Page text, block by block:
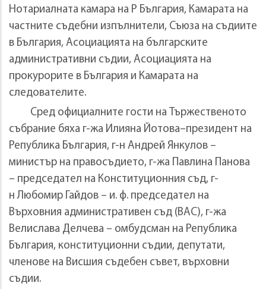
Нотариалната камара на Р България, Камарата на
частните съдебни изпълнители, Съюза на съдиите
в България, Асоциацията на българските
административни съдии, Асоциацията на
прокурорите в България и Камарата на
следователите.
Сред официалните гости на Тържественото
събрание бяха г-жа Илияна Йотова–президент на
Република България, г-н Андрей Янкулов –
министър на правосъдието, г-жа Павлина Панова
– председател на Конституционния съд, г-
н Любомир Гайдов – и. ф. председател на
Върховния административен съд (ВАС), г-жа
Велислава Делчева – омбудсман на Република
България, конституционни съдии, депутати,
членове на Висшия съдебен съвет, върховни
съдии.